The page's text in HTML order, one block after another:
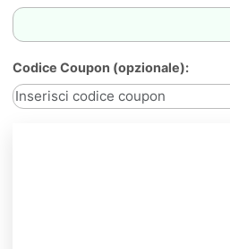
Codice Coupon (opzionale):